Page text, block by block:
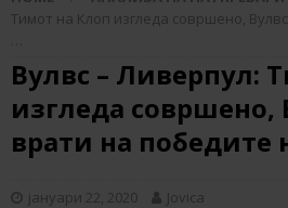
Тимот на Клоп изгледа совршено,
Вулвс – Ливерпул:
изгледа совршено,
врати на победите
јануари 22, 2020 Jovica